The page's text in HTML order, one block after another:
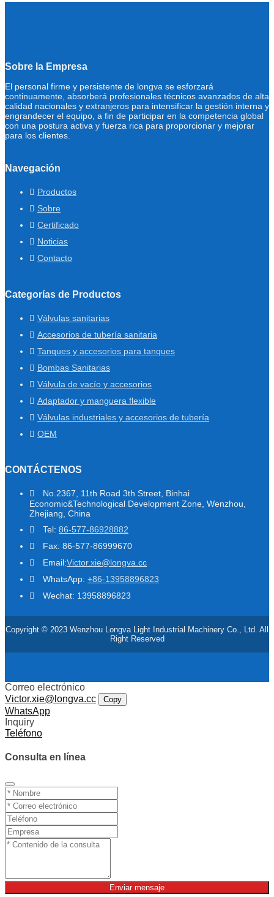
Sobre la Empresa
El personal firme y persistente de longva se esforzará
continuamente, absorberá profesionales técnicos avanzados de alta
calidad nacionales y extranjeros para intensificar la gestión interna y
engrandecer el equipo, a fin de participar en la competencia global
con una postura activa y fuerza rica para proporcionar y mejorar
para los clientes.
Navegación
Productos
Sobre
Certificado
Noticias
Contacto
Categorías de Productos
Válvulas sanitarias
Accesorios de tubería sanitaria
Tanques y accesorios para tanques
Bombas Sanitarias
Válvula de vacío y accesorios
Adaptador y manguera flexible
Válvulas industriales y accesorios de tubería
OEM
CONTÁCTENOS
No.2367, 11th Road 3th Street, Binhai
Economic&Technological Development Zone, Wenzhou,
Zhejiang, China
Tel: 86-577-86928882
Fax: 86-577-86999670
Email:Victor.xie@longva.cc
WhatsApp: +86-13958896823
Wechat: 13958896823
Copyright © 2023 Wenzhou Longva Light Industrial Machinery Co., Ltd. All
Right Reserved
Correo electrónico
Victor.xie@longva.cc
Copy
WhatsApp
Inquiry
Teléfono
Consulta en línea
Enviar mensaje